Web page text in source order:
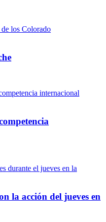
la acción del jueves en